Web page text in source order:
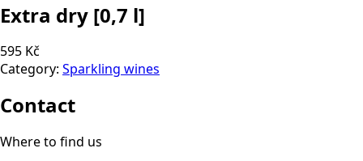
Extra dry [0,7 l]
595 Kč
Category: Sparkling wines
Contact
Where to find us